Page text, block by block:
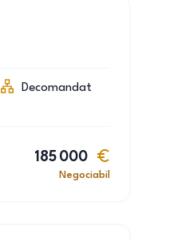
Decomandat
185 000
Negociabil